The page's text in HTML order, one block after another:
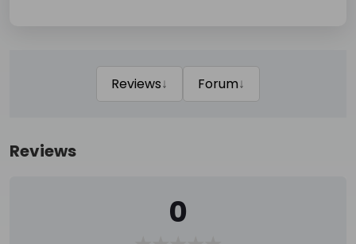
Reviews↓ Forum↓
Reviews
0